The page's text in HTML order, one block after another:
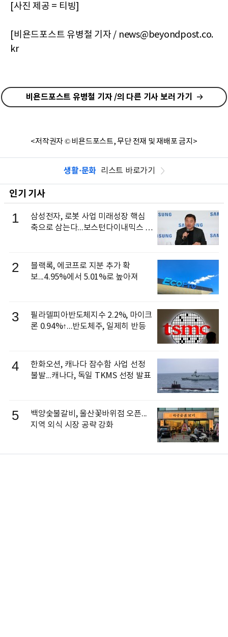
[사진 제공 = 티빙]
[비욘드포스트 유병철 기자 / news@beyondpost.co.
kr
비욘드포스트 유병철 기자 /의 다른 기사 보러 가기
<저작권자 © 비욘드포스트, 무단 전재 및 재배포 금지>
생활·문화 리스트 바로가기
인기 기사
1
삼성전자, 로봇 사업 미래성장 핵심
축으로 삼는다...보스턴다이내믹스 출
2
블랙록, 에코프로 지분 추가 확
보...4.95%에서 5.01%로 높아져
3
필라델피아반도체지수 2.2%, 마이크
론 0.94%↑...반도체주, 일제히 반등
4
한화오션, 캐나다 잠수함 사업 선정
불발...캐나다, 독일 TKMS 선정 발표
5
백양숯불갈비, 울산꽃바위점 오픈...
지역 외식 시장 공략 강화